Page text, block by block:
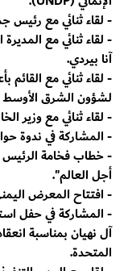
- لقاء ثنائي مع رئيس
- لقاء ثنائي مع
آنا بيردي.
- لقاء ثنائي مع القائم
لشؤون الشرق الأوسط
- لقاء ثنائي مع وزير
- المشاركة في ندوة
- خطاب فخامة الرئيس
أجل العالم".
- افتتاح المعرض
- المشاركة في حفل
آل نهيان بمناسبة
المتحدة.